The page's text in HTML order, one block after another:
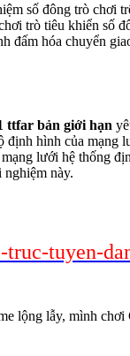
số đông trò chơi
trò tiêu khiển số
đấm hóa chuyển
ttfar bản giới hạn
hình của mạng
lưới hệ thống
nghiệm này.
tuyen-
lộng lẫy, mình chơi